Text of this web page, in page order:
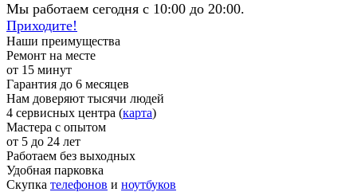
Мы работаем сегодня с 10:00 до 20:00.
Приходите!
Наши преимущества
Ремонт на месте
от 15 минут
Гарантия до 6 месяцев
Нам доверяют тысячи людей
4 сервисных центра (карта)
Мастера с опытом
от 5 до 24 лет
Работаем без выходных
Удобная парковка
Скупка телефонов и ноутбуков